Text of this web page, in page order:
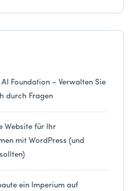
Foundation – Verwalten Sie
durch Fragen
Website für Ihr
mit WordPress (und
ein Imperium auf